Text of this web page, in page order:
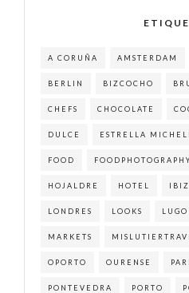
A CORUÑA AMSTERDAM
BERLIN BIZCOCHO
CHEFS CHOCOLATE
DULCE ESTRELLA
FOOD FOODPHOTOGRAPHY
HOJALDRE HOTEL
LONDRES LOOKS LUGO
MARKETS
OPORTO OURENSE
PONTEVEDRA PORTO